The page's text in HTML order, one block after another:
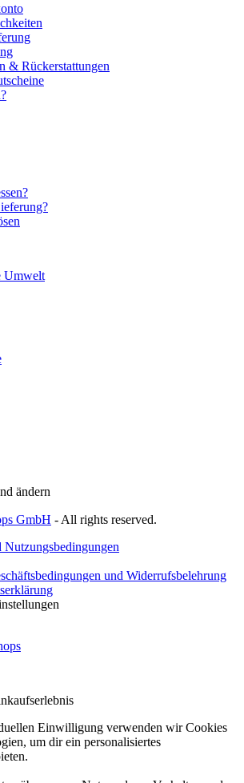
& Rückerstattungen
Umwelt
ändern
GmbH - All rights reserved.
Nutzungsbedingungen
und Widerrufsbelehrung
Einwilligung verwenden wir Cookies
um dir ein personalisiertes